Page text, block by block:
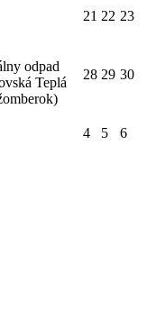
21 22 23
odpad
Teplá
28 29 30
4 5
6